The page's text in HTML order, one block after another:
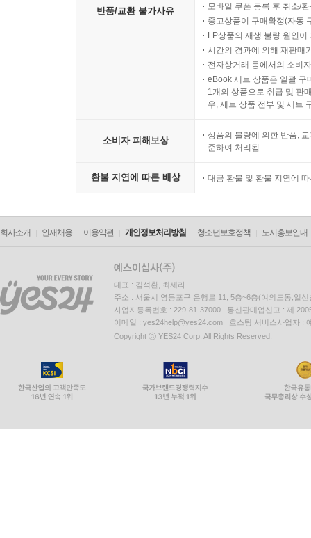
반품/교환 불가사유
모바일 쿠폰 등록 후 취소/
중고상품이 구매확정(자동
LP상품의 재생 불량 원인
시간의 경과에 의해 재판매
전자상거래 등에서의 소비
eBook 세트 상품은 일괄 구
1개의 상품으로 취급 및 판
우, 세트 상품 전부 및 세트
소비자 피해보상
상품의 불량에 의한 반품,
준하여 처리됨
환불 지연에 따른 배상 대금 환불 및 환불 지연에
회사소개 인재채용 이용약관 개인정보처리방침 청소년보호정책 도서홍보안내
대표 : 김석환, 최세라
주소 : 서울시 영등포구 은행로 11, 5층~6층(여의도동,일신
사업자등록번호 : 229-81-37000 통신판매업신고 : 제
이메일 : yes24help@yes24.com 호스팅 서비스사업자 :
Copyright ⓒ YES24 Corp. All Rights Reserved.